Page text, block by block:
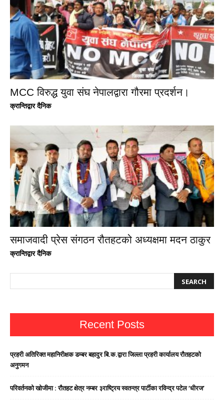
MCC विरुद्ध युवा संघ नेपालद्वारा गौरमा प्रदर्शन।
क्रान्तिद्वार दैनिक
समाजवादी प्रेस संगठन रौतहटको अध्यक्षमा मदन ठाकुर
क्रान्तिद्वार दैनिक
Recent Posts
प्रहरी अतिरिक्त महानिरीक्षक डम्बर बहादुर बि.क.द्वारा जिल्ला प्रहरी कार्यालय रौतहटको
अनुगमन
परिवर्तनको खोजीमा : रौतहट क्षेत्र नम्बर ३राष्ट्रिय स्वतन्त्र पार्टीका रविन्द्र पटेल ‘धीरज’